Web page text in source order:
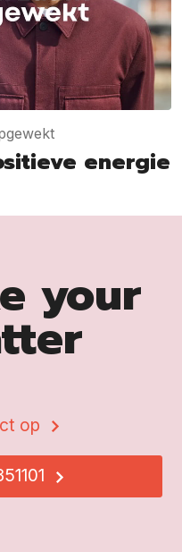
energie
your
op